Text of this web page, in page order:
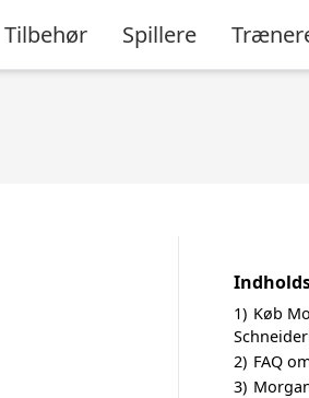
Tilbehør Spillere
1) Køb
2) FAQ
3)